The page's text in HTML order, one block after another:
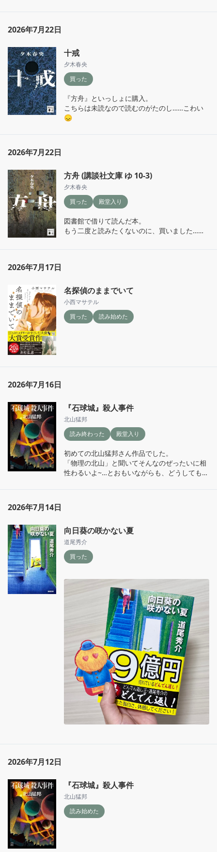
2026年7月22日
十戒
夕木春央
買った
『方舟』といっしょに購入。
こちらは未読なので読むのがたのし……こわい
😞
2026年7月22日
方舟 (講談社文庫 ゆ 10-3)
夕木春央
買った
殿堂入り
図書館で借りて読んだ本。
もう二度と読みたくないのに、買いました……
2026年7月17日
名探偵のままでいて
小西マサテル
買った
読み始めた
2026年7月16日
『石球城』殺人事件
北山猛邦
読み終わった
殿堂入り
初めての北山猛邦さん作品でした。
「物理の北山」と聞いてそんなのぜったいに相
性わるいよ~…とおもいながらも、どうしても気
っという間に読み終えてしまいました。
それくらい面白くて、難しい文章表現もなく
て、とても読みやすかった。
るけど、そのポカーンをルーサと共有できてい
たのでひとりぼっちにされなくて済みました😂
ミステリは大好きだけど、ぜったいに自分では
選ばないだろう本を買って読むことがすごくい
い体験になった！
2026年7月14日
向日葵の咲かない夏
道尾秀介
買った
2026年7月12日
『石球城』殺人事件
北山猛邦
読み始めた